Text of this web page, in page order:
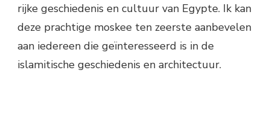
rijke geschiedenis en cultuur van Egypte. Ik kan
deze prachtige moskee ten zeerste aanbevelen
aan iedereen die geïnteresseerd is in de
islamitische geschiedenis en architectuur.